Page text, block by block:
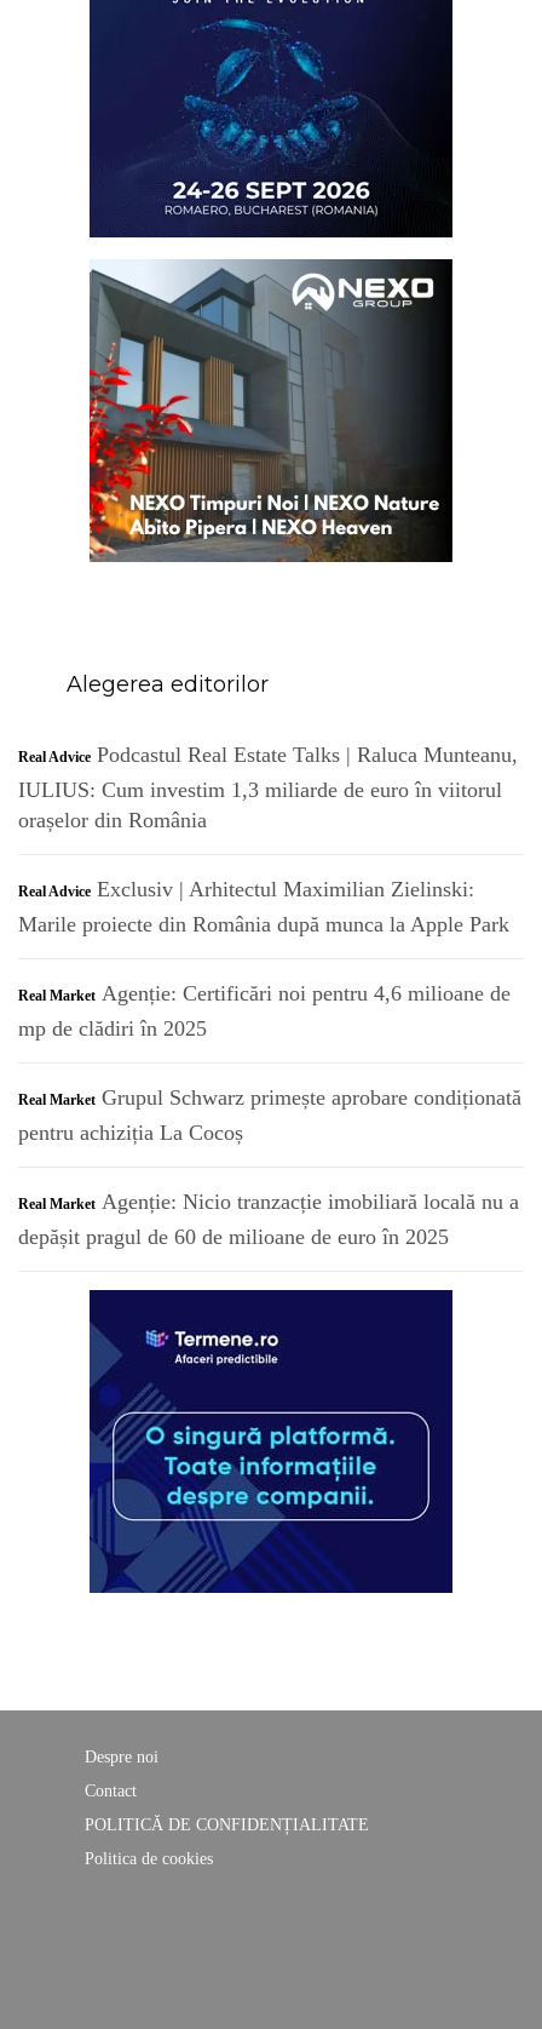
Alegerea editorilor
R
Real Advice Podcastul Real Estate Talks | Raluca Munteanu,
IULIUS: Cum investim 1,3 miliarde de euro în viitorul
orașelor din România
R
Real Advice Exclusiv | Arhitectul Maximilian Zielinski:
Marile proiecte din România după munca la Apple Park
R
Real Market Agenție: Certificări noi pentru 4,6 milioane de
mp de clădiri în 2025
R
Real Market Grupul Schwarz primește aprobare condiționată
pentru achiziția La Cocoș
R
Real Market Agenție: Nicio tranzacție imobiliară locală nu a
depășit pragul de 60 de milioane de euro în 2025
Despre noi
Contact
POLITICĂ DE CONFIDENȚIALITATE
Politica de cookies